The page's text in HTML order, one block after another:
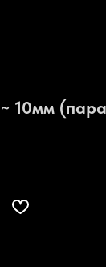
10мм